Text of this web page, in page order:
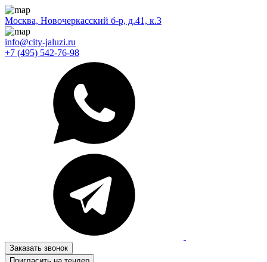
Москва, Новочеркасский б-р, д.41, к.3
info@city-jaluzi.ru
+7 (495) 542-76-98
Заказать звонок